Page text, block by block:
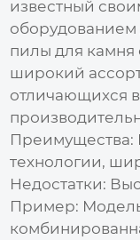
известный
оборудованием
пилы для камня
широкий
отличающихся
Преимущества:
технологии,
Недостатки:
Пример: